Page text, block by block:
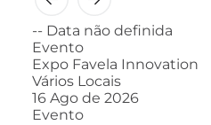
-- Data não definida
Evento
Expo Favela Innovation
Vários Locais
16 Ago de 2026
Evento